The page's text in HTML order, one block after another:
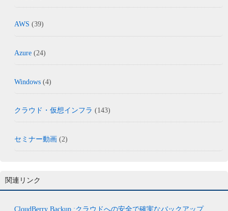
AWS (39)
Azure (24)
Windows (4)
クラウド・仮想インフラ (143)
セミナー動画 (2)
関連リンク
CloudBerry Backup :クラウドへの安全で確実なバックアップ